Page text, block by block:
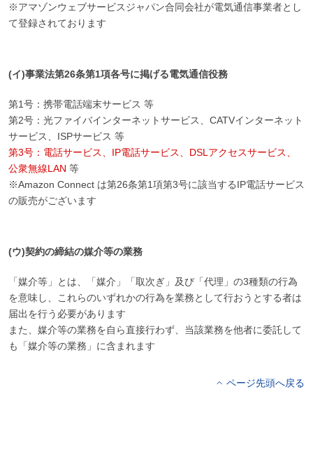
※アマゾンウェブサービスジャパン合同会社が電気通信事業者とし
て登録されております
(イ)事業法第26条第1項各号に掲げる電気通信役務
第1号：携帯電話端末サービス 等
第2号：光ファイバインターネットサービス、CATVインターネット
サービス、ISPサービス 等
第3号：電話サービス、IP電話サービス、DSLアクセスサービス、
公衆無線LAN 等
※Amazon Connect は第26条第1項第3号に該当するIP電話サービス
の販売がございます
(ウ)契約の締結の媒介等の業務
「媒介等」とは、「媒介」「取次ぎ」及び「代理」の3種類の行為
を意味し、これらのいずれかの行為を業務として行おうとする者は
届出を行う必要があります
また、媒介等の業務を自ら直接行わず、当該業務を他者に委託して
も「媒介等の業務」に含まれます
ページ先頭へ戻る